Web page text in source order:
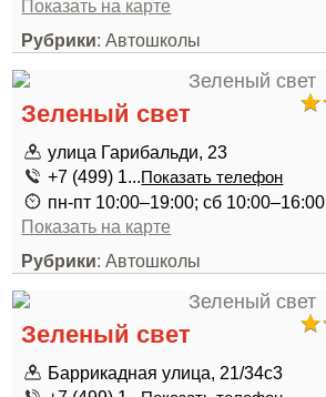
Показать на карте
Рубрики: Автошколы
Зеленый свет
улица Гарибальди, 23
+7 (499) 1...Показать телефон
пн-пт 10:00–19:00; сб 10:00–16:00
Показать на карте
Рубрики: Автошколы
Зеленый свет
Баррикадная улица, 21/34с3